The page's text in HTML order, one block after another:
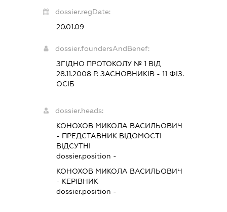
dossier.regDate:
20.01.09
dossier.foundersAndBenef:
ЗГІДНО ПРОТОКОЛУ № 1 ВІД
28.11.2008 Р. ЗАСНОВНИКІВ - 11 ФІЗ.
ОСІБ
dossier.heads:
КОНОХОВ МИКОЛА ВАСИЛЬОВИЧ
- ПРЕДСТАВНИК ВІДОМОСТІ
ВІДСУТНІ
dossier.position -
КОНОХОВ МИКОЛА ВАСИЛЬОВИЧ
- КЕРІВНИК
dossier.position -